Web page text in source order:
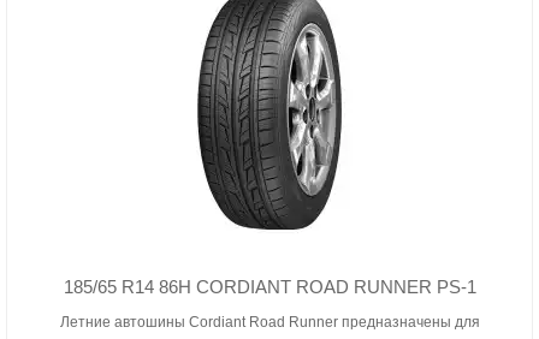
185/65 R14 86H CORDIANT ROAD RUNNER PS-1
Летние автошины Cordiant Road Runner предназначены для